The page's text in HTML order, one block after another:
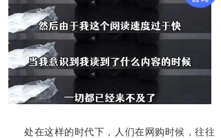
处在这样的时代下，人们在网购时候，往往